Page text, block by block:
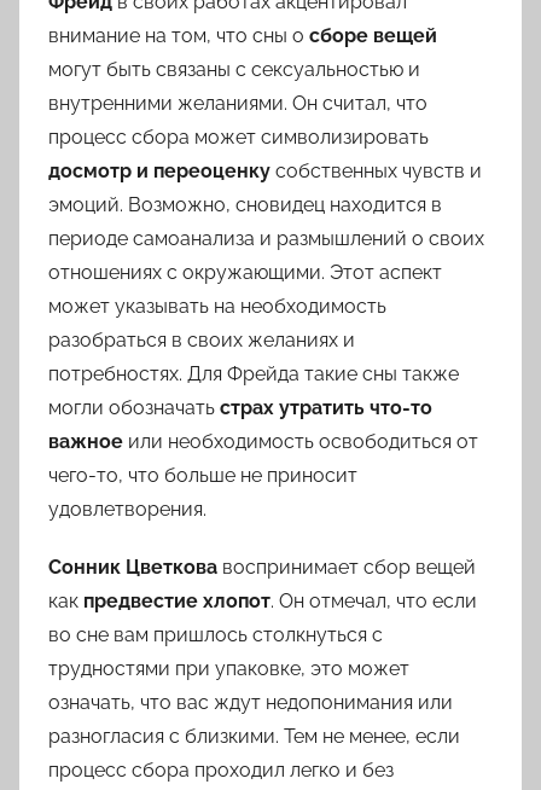
внимание на том, что сны о сборе вещей
могут быть связаны с сексуальностью и
внутренними желаниями. Он считал, что
процесс сбора может символизировать
досмотр и переоценку собственных чувств и
эмоций. Возможно, сновидец находится в
периоде самоанализа и размышлений о своих
отношениях с окружающими. Этот аспект
может указывать на необходимость
разобраться в своих желаниях и
потребностях. Для Фрейда такие сны также
могли обозначать страх утратить что-то
важное или необходимость освободиться от
чего-то, что больше не приносит
удовлетворения.
Сонник Цветкова воспринимает сбор вещей
как предвестие хлопот. Он отмечал, что если
во сне вам пришлось столкнуться с
трудностями при упаковке, это может
означать, что вас ждут недопонимания или
разногласия с близкими. Тем не менее, если
процесс сбора проходил легко и без